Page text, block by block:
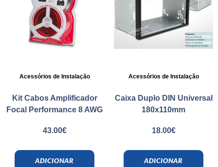
Acessórios de Instalação
Kit Cabos Amplificador
Focal Performance 8 AWG
43.00€
ADICIONAR
Acessórios de Instalação
Caixa Duplo DIN Universal
180x110mm
18.00€
ADICIONAR